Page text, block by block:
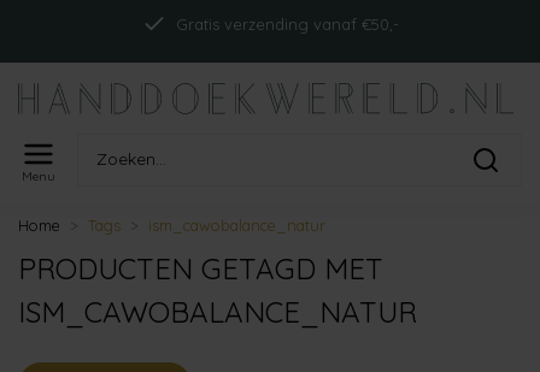
Gratis verzending vanaf €50,-
Menu
Home Tags ism_cawobalance_natur
PRODUCTEN GETAGD MET
ISM_CAWOBALANCE_NATUR